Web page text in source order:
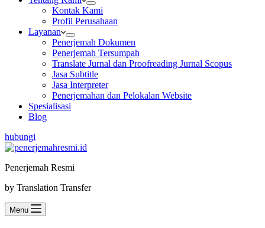
Kontak Kami
Profil Perusahaan
Layanan
Penerjemah Dokumen
Penerjemah Tersumpah
Translate Jurnal dan Proofreading Jurnal Scopus
Jasa Subtitle
Jasa Interpreter
Penerjemahan dan Pelokalan Website
Spesialisasi
Blog
hubungi
Penerjemah Resmi
by Translation Transfer
Menu